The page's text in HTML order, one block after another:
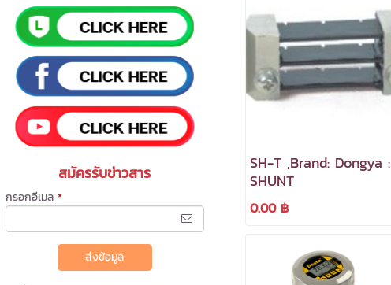
สมัครรับข่าวสาร
กรอกอีเมล *
ส่งข้อมูล
SH-T ,Brand: Dongya :
SHUNT
0.00 ฿